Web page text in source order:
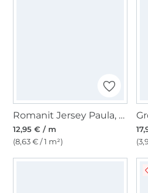
Romanit Jersey Paula, dunkeloliv
12,95 € / m
(8,63 € / 1 m²)